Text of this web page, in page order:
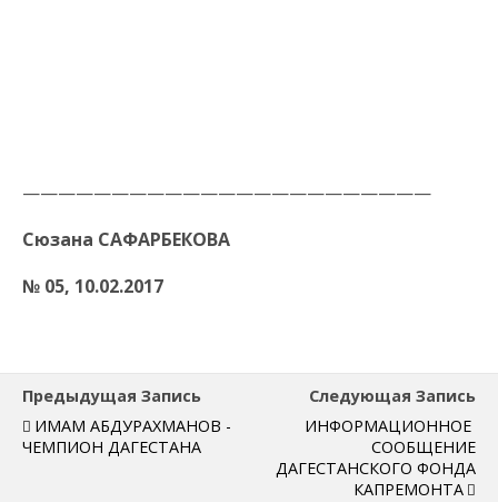
———————————————————————
Сюзана САФАРБЕКОВА
№ 05, 10.02.2017
Предыдущая Запись
ИМАМ АБДУРАХМАНОВ -
ЧЕМПИОН ДАГЕСТАНА
Следующая Запись
ИНФОРМАЦИОННОЕ
СООБЩЕНИЕ
ДАГЕСТАНСКОГО ФОНДА
КАПРЕМОНТА